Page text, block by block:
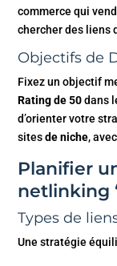
commerce qui
chercher des liens
Objectifs de
Fixez un objectif
Rating de 50dans
d’orienter votre
sitesde niche,
Planifier
netlinking
Types de
Une stratégie